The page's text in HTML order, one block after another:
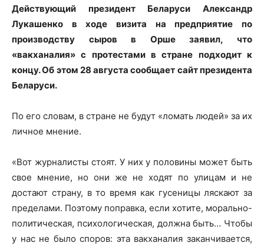
Действующий президент Беларуси Александр
Лукашенко в ходе визита на предприятие по
производству сыров в Орше заявил, что
«вакханалия» с протестами в стране подходит к
концу. Об этом 28 августа сообщает сайт президента
Беларуси.
По его словам, в стране не будут «ломать людей» за их
личное мнение.
«Вот журналисты стоят. У них у половины может быть
свое мнение, но они же не ходят по улицам и не
достают страну, в то время как гусеницы ляскают за
пределами. Поэтому поправка, если хотите, морально-
политическая, психологическая, должна быть… Чтобы
у нас не было споров: эта вакханалия заканчивается,